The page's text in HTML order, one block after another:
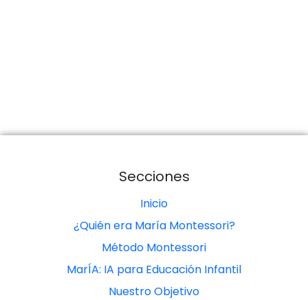
Secciones
Inicio
¿Quién era María Montessori?
Método Montessori
MarÍA: IA para Educación Infantil
Nuestro Objetivo